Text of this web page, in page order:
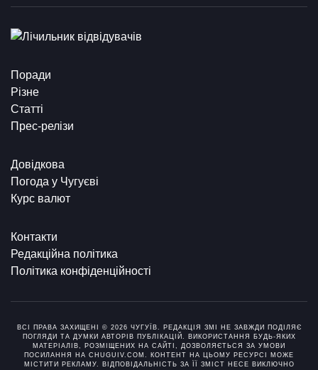
Поради
Різне
Статті
Прес-релізи
Довідкова
Погода у Чугуєві
Курс валют
Контакти
Редакційна політика
Політика конфіденційності
ВСІ ПРАВА ЗАХИЩЕНІ © 2026 ЧУГУЇВ. РЕДАКЦІЯ ЗМІ НЕ ЗАВЖДИ ПОДІЛЯЄ
ПОГЛЯДИ ТА ДУМКИ АВТОРІВ ПУБЛІКАЦІЙ. ВИКОРИСТАННЯ БУДЬ-ЯКИХ
МАТЕРІАЛІВ, РОЗМІЩЕНИХ НА САЙТІ, ДОЗВОЛЯЄТЬСЯ ЗА УМОВИ
ПОСИЛАННЯ НА CHUGUIV.COM. КОНТЕНТ НА ЦЬОМУ РЕСУРСІ МОЖЕ
МІСТИТИ РЕКЛАМУ. ВІДПОВІДАЛЬНІСТЬ ЗА ЇЇ ЗМІСТ НЕСЕ ВИКЛЮЧНО